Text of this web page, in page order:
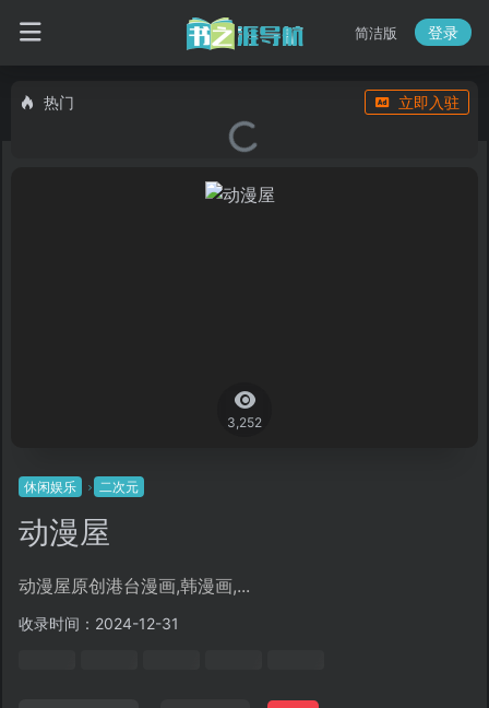
简洁版 登录
热门 立即入驻
3,252
休闲娱乐 二次元
动漫屋
动漫屋原创港台漫画,韩漫画,...
收录时间：2024-12-31